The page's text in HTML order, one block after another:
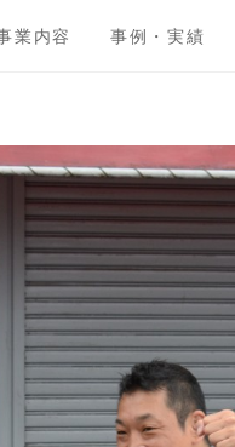
業内容 事例・実績